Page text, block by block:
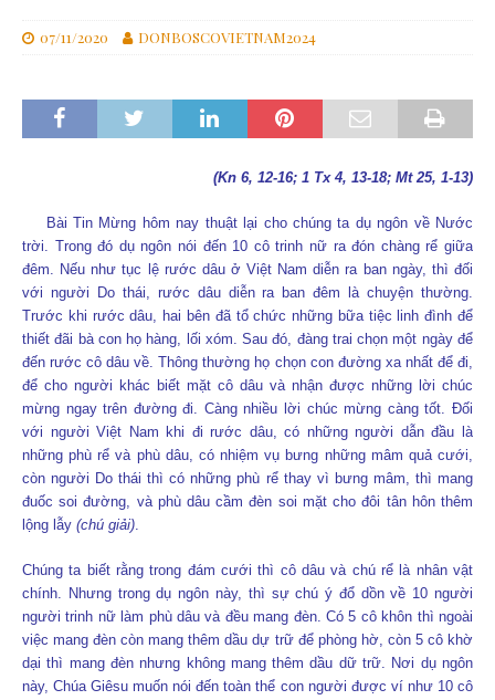
07/11/2020 DONBOSCOVIETNAM2024
(Kn 6, 12-16; 1 Tx 4, 13-18; Mt 25, 1-13)
Bài Tin Mừng hôm nay thuật lại cho chúng ta dụ ngôn về Nước
trời. Trong đó dụ ngôn nói đến 10 cô trinh nữ ra đón chàng rể giữa
đêm. Nếu như tục lệ rước dâu ở Việt Nam diễn ra ban ngày, thì đối
với người Do thái, rước dâu diễn ra ban đêm là chuyện thường.
Trước khi rước dâu, hai bên đã tổ chức những bữa tiệc linh đình để
thiết đãi bà con họ hàng, lối xóm. Sau đó, đàng trai chọn một ngày để
đến rước cô dâu về. Thông thường họ chọn con đường xa nhất để đi,
để cho người khác biết mặt cô dâu và nhận được những lời chúc
mừng ngay trên đường đi. Càng nhiều lời chúc mừng càng tốt. Đối
với người Việt Nam khi đi rước dâu, có những người dẫn đầu là
những phù rể và phù dâu, có nhiệm vụ bưng những mâm quả cưới,
còn người Do thái thì có những phù rể thay vì bưng mâm, thì mang
đuốc soi đường, và phù dâu cầm đèn soi mặt cho đôi tân hôn thêm
lộng lẫy (chú giải).
Chúng ta biết rằng trong đám cưới thì cô dâu và chú rể là nhân vật
chính. Nhưng trong dụ ngôn này, thì sự chú ý đổ dồn về 10 người
người trinh nữ làm phù dâu và đều mang đèn. Có 5 cô khôn thì ngoài
việc mang đèn còn mang thêm dầu dự trữ để phòng hờ, còn 5 cô khờ
dại thì mang đèn nhưng không mang thêm dầu dữ trữ. Nơi dụ ngôn
này, Chúa Giêsu muốn nói đến toàn thể con người được ví như 10 cô